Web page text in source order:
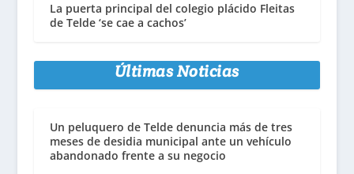
La puerta principal del colegio plácido Fleitas
de Telde ‘se cae a cachos’
Últimas Noticias
Un peluquero de Telde denuncia más de tres
meses de desidia municipal ante un vehículo
abandonado frente a su negocio